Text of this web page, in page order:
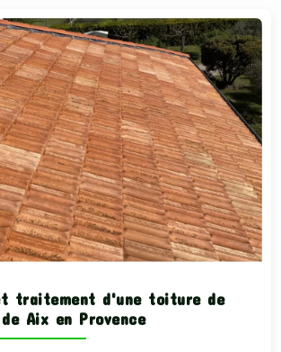
traitement d'une toiture de
Aix en Provence